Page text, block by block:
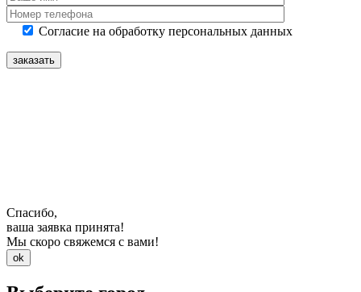
Согласие на обработку персональных данных
Спасибо,
ваша заявка принята!
Мы скоро свяжемся с вами!
ok